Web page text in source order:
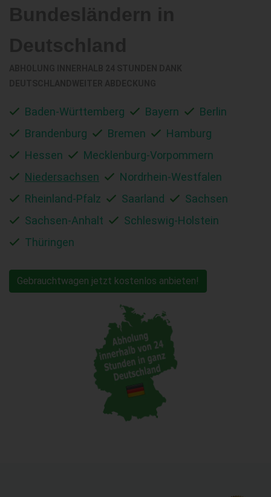
Baden-Württemberg Bayern
Berlin
Brandenburg
Bremen
Hamburg
Hessen
Mecklenburg-Vorpommern
Niedersachsen
Nordrhein-Westfalen
Rheinland-Pfalz
Saarland
Sachsen
Sachsen-Anhalt
Schleswig-Holstein
Thüringen
Gebrauchtwagen jetzt kostenlos anbieten!